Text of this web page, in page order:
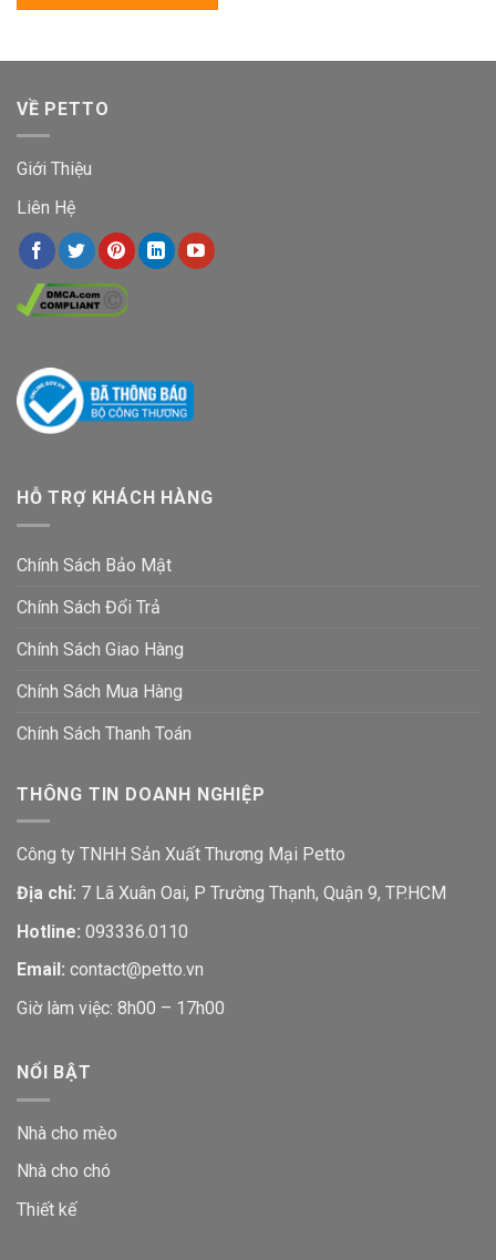
VỀ PETTO
Giới Thiệu
Liên Hệ
HỖ TRỢ KHÁCH HÀNG
Chính Sách Bảo Mật
Chính Sách Đổi Trả
Chính Sách Giao Hàng
Chính Sách Mua Hàng
Chính Sách Thanh Toán
THÔNG TIN DOANH NGHIỆP
Công ty TNHH Sản Xuất Thương Mại Petto
Địa chỉ: 7 Lã Xuân Oai, P Trường Thạnh, Quận 9, TP.HCM
Hotline: 093336.0110
Email: contact@petto.vn
Giờ làm việc: 8h00 – 17h00
NỔI BẬT
Nhà cho mèo
Nhà cho chó
Thiết kế